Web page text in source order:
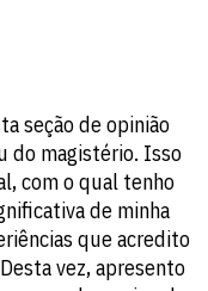
seção de opinião
do magistério. Isso
com o qual tenho
de minha
que acredito
vez, apresento